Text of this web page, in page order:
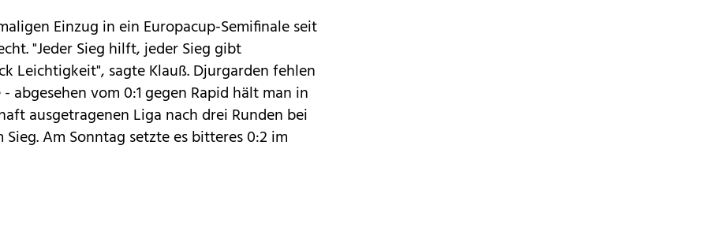
Einzug in ein Europacup-Semifinale seit
"Jeder Sieg hilft, jeder Sieg gibt
Leichtigkeit", sagte Klauß. Djurgarden fehlen
abgesehen vom 0:1 gegen Rapid hält man in
ausgetragenen Liga nach drei Runden bei
Am Sonntag setzte es bitteres 0:2 im